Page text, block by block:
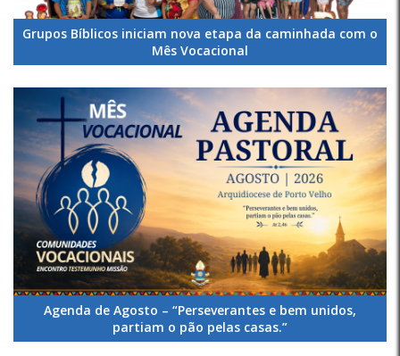
Grupos Bíblicos iniciam nova etapa da caminhada com o
Mês Vocacional
Agenda de Agosto – “Perseverantes e bem unidos,
partiam o pão pelas casas.”